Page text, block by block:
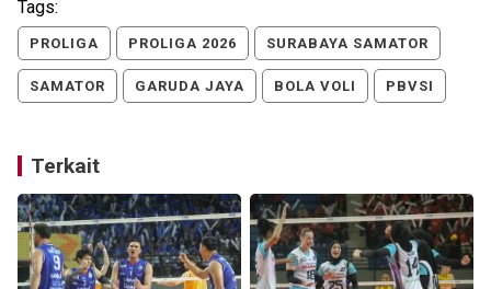
Tags:
PROLIGA PROLIGA 2026 SURABAYA SAMATOR
SAMATOR GARUDA JAYA BOLA VOLI PBVSI
Terkait